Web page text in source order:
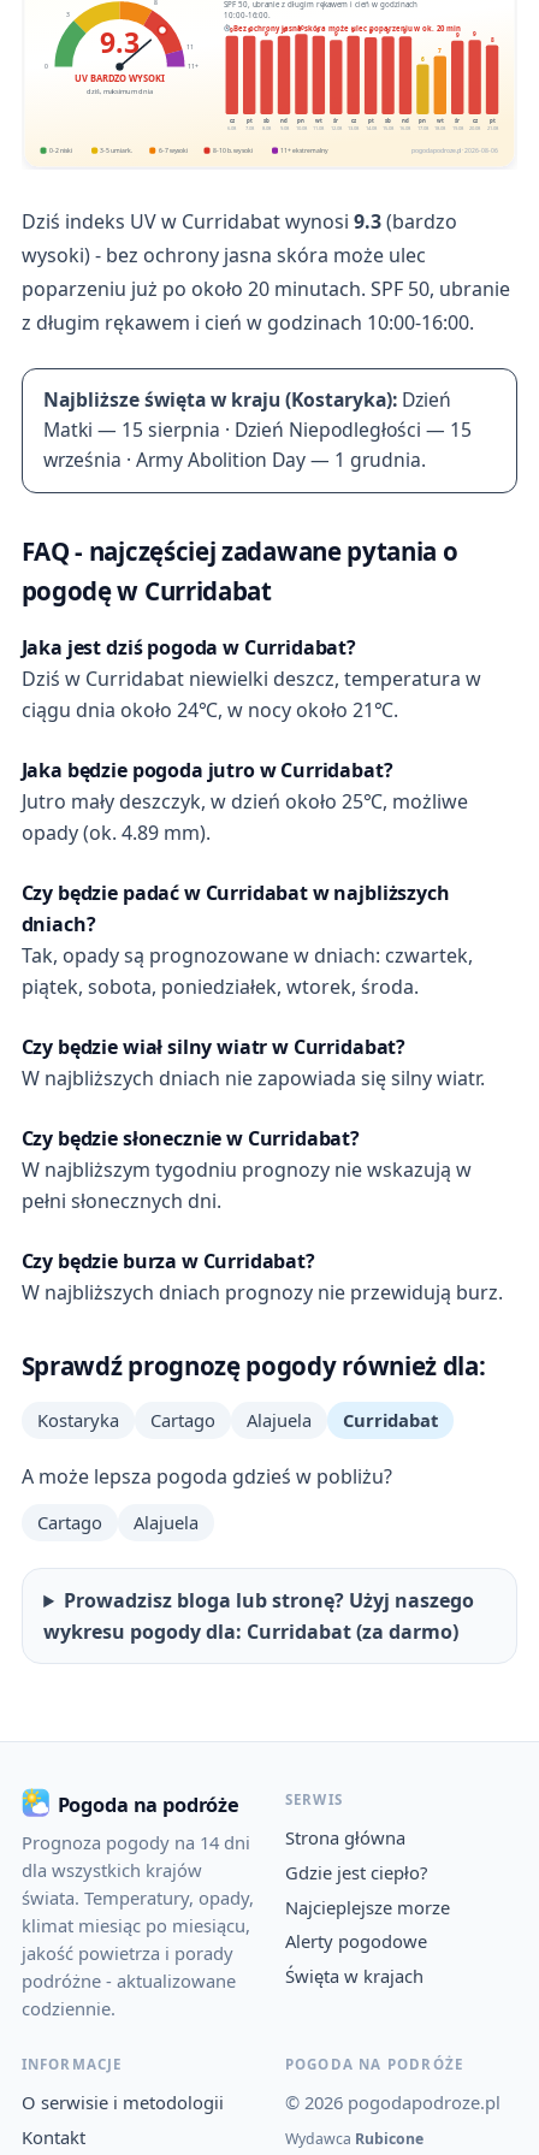
0
3
8
11
11+
9.3
UV BARDZO WYSOKI
dziś, maksimum dnia
SPF 50, ubranie z długim rękawem i cień w godzinach
10:00-16:00.
Bez ochrony jasna skóra może ulec poparzeniu w ok. 20 min
9
cz
6.08
9
pt
7.08
9
sb
8.08
9
nd
9.08
10
pn
10.08
9
wt
11.08
9
śr
12.08
9
cz
13.08
9
pt
14.08
9
sb
15.08
9
nd
16.08
6
pn
17.08
7
wt
18.08
9
śr
19.08
9
cz
20.08
8
pt
21.08
0-2 niski 3-5 umiark. 6-7 wysoki 8-10 b. wysoki 11+ ekstremalny pogodapodroze.pl · 2026-08-06
Dziś indeks UV w Curridabat wynosi 9.3(bardzo
wysoki) - bez ochrony jasna skóra może ulec
poparzeniu już po około 20 minutach. SPF 50, ubranie
z długim rękawem i cień w godzinach 10:00-16:00.
Najbliższe święta w kraju (Kostaryka): Dzień
Matki — 15 sierpnia · Dzień Niepodległości — 15
września · Army Abolition Day — 1 grudnia.
FAQ - najczęściej zadawane pytania o
pogodę w Curridabat
Jaka jest dziś pogoda w Curridabat?
Dziś w Curridabat niewielki deszcz, temperatura w
ciągu dnia około 24℃, w nocy około 21℃.
Jaka będzie pogoda jutro w Curridabat?
Jutro mały deszczyk, w dzień około 25℃, możliwe
opady (ok. 4.89 mm).
Czy będzie padać w Curridabat w najbliższych
dniach?
Tak, opady są prognozowane w dniach: czwartek,
piątek, sobota, poniedziałek, wtorek, środa.
Czy będzie wiał silny wiatr w Curridabat?
W najbliższych dniach nie zapowiada się silny wiatr.
Czy będzie słonecznie w Curridabat?
W najbliższym tygodniu prognozy nie wskazują w
pełni słonecznych dni.
Czy będzie burza w Curridabat?
W najbliższych dniach prognozy nie przewidują burz.
Sprawdź prognozę pogody również dla:
Kostaryka Cartago Alajuela Curridabat
A może lepsza pogoda gdzieś w pobliżu?
Cartago Alajuela
Prowadzisz bloga lub stronę? Użyj naszego
wykresu pogody dla: Curridabat (za darmo)
Pogoda na podróże
Prognoza pogody na 14 dni
dla wszystkich krajów
świata. Temperatury, opady,
klimat miesiąc po miesiącu,
jakość powietrza i porady
podróżne - aktualizowane
codziennie.
SERWIS
Strona główna
Gdzie jest ciepło?
Najcieplejsze morze
Alerty pogodowe
Święta w krajach
INFORMACJE
O serwisie i metodologii
Kontakt
POGODA NA PODRÓŻE
© 2026 pogodapodroze.pl
Wydawca Rubicone